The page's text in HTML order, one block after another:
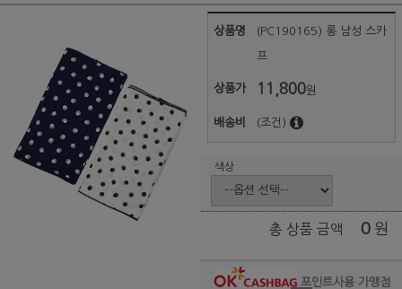
상품명 (PC190165) 롱 남성 스카
프
상품가 11,800원
배송비 (조건)
색상
총 상품 금액 0 원
포인트사용 가맹점